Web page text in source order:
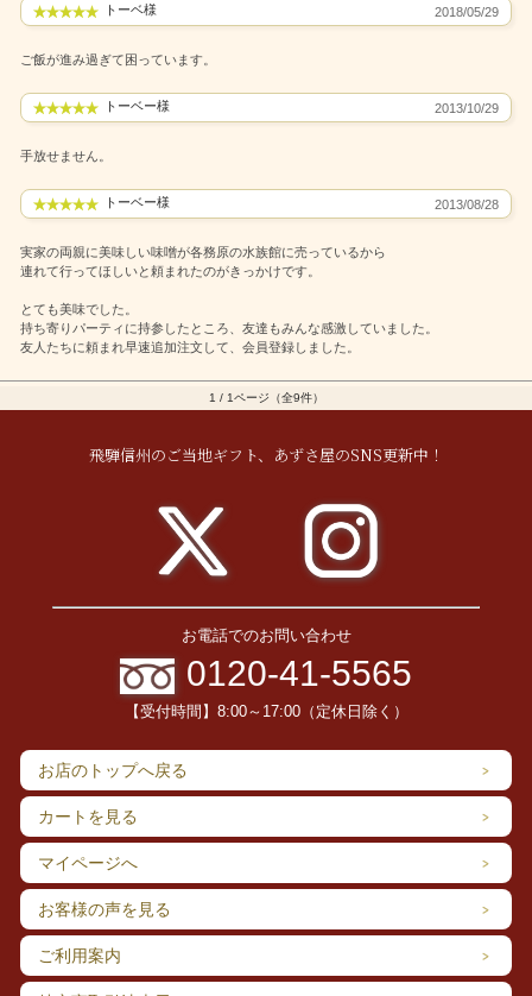
トーベ様 2018/05/29
ご飯が進み過ぎて困っています。
トーベー様 2013/10/29
手放せません。
トーベー様 2013/08/28
実家の両親に美味しい味噌が各務原の水族館に売っているから
連れて行ってほしいと頼まれたのがきっかけです。
とても美味でした。
持ち寄りパーティに持参したところ、友達もみんな感激していました。
友人たちに頼まれ早速追加注文して、会員登録しました。
1 / 1ページ（全9件）
飛騨信州のご当地ギフト、あずさ屋のSNS更新中！
お電話でのお問い合わせ
0120-41-5565
【受付時間】8:00～17:00（定休日除く）
お店のトップへ戻る
カートを見る
マイページへ
お客様の声を見る
ご利用案内